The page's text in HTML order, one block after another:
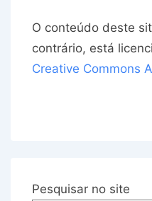
O conteúdo deste
contrário, está
Creative Commons
Pesquisar no site